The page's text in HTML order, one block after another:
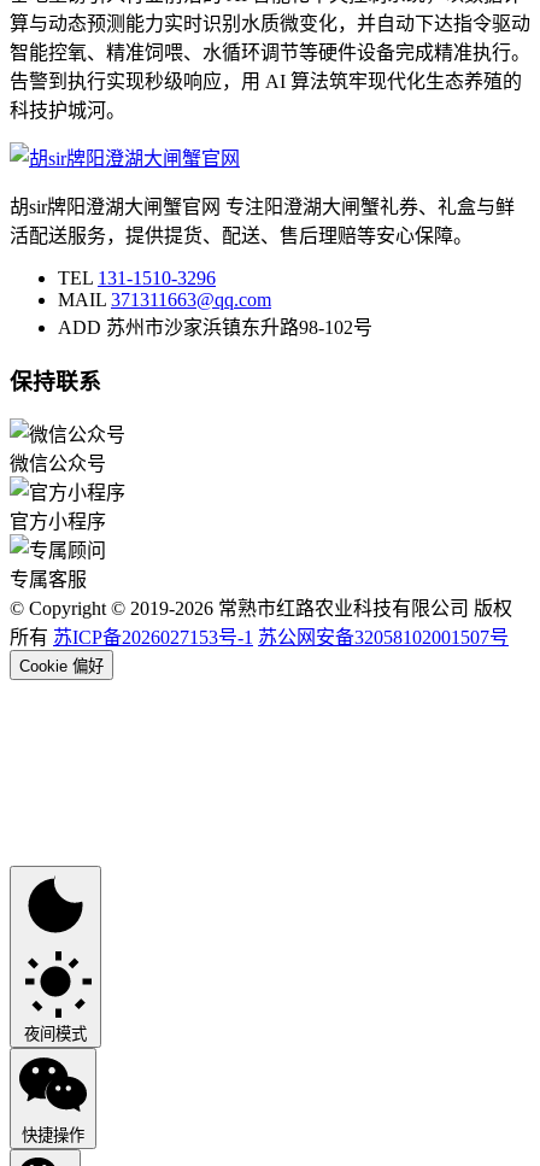
算与动态预测能力实时识别水质微变化，并自动下达指令驱动
智能控氧、精准饲喂、水循环调节等硬件设备完成精准执行。
告警到执行实现秒级响应，用 AI 算法筑牢现代化生态养殖的
科技护城河。
胡sir牌阳澄湖大闸蟹官网 专注阳澄湖大闸蟹礼券、礼盒与鲜
活配送服务，提供提货、配送、售后理赔等安心保障。
TEL 131-1510-3296
MAIL 371311663@qq.com
ADD 苏州市沙家浜镇东升路98-102号
保持联系
微信公众号
官方小程序
专属客服
© Copyright © 2019-2026 常熟市红路农业科技有限公司 版权
所有 苏ICP备2026027153号-1 苏公网安备32058102001507号
Cookie 偏好
夜间模式
快捷操作